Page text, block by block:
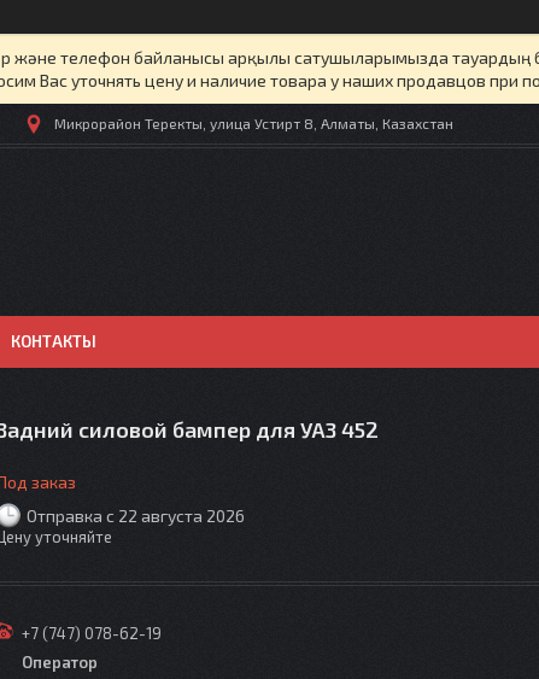
және телефон байланысы арқылы сатушыларымызда
Вас уточнять цену и наличие товара у наших продавцов
Микрорайон Теректы, улица Устирт 8, Алматы, Казахстан
КОНТАКТЫ
силовой бампер для УАЗ 452
заказ
Отправка с 22 августа 2026
уточняйте
+7 (747) 078-62-19
Оператор